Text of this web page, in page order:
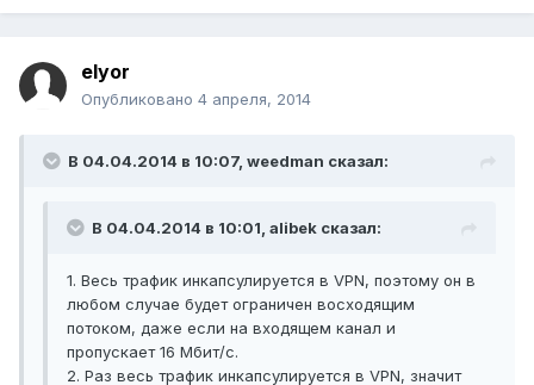
elyor
Опубликовано 4 апреля, 2014
В 04.04.2014 в 10:07, weedman сказал:
В 04.04.2014 в 10:01, alibek сказал:
1. Весь трафик инкапсулируется в VPN, поэтому он в
любом случае будет ограничен восходящим
потоком, даже если на входящем канал и
пропускает 16 Мбит/с.
2. Раз весь трафик инкапсулируется в VPN, значит